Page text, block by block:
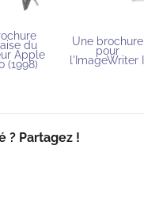
du
Apple
(1998)
Une brochure
pour
l'ImageWriter II
? Partagez !